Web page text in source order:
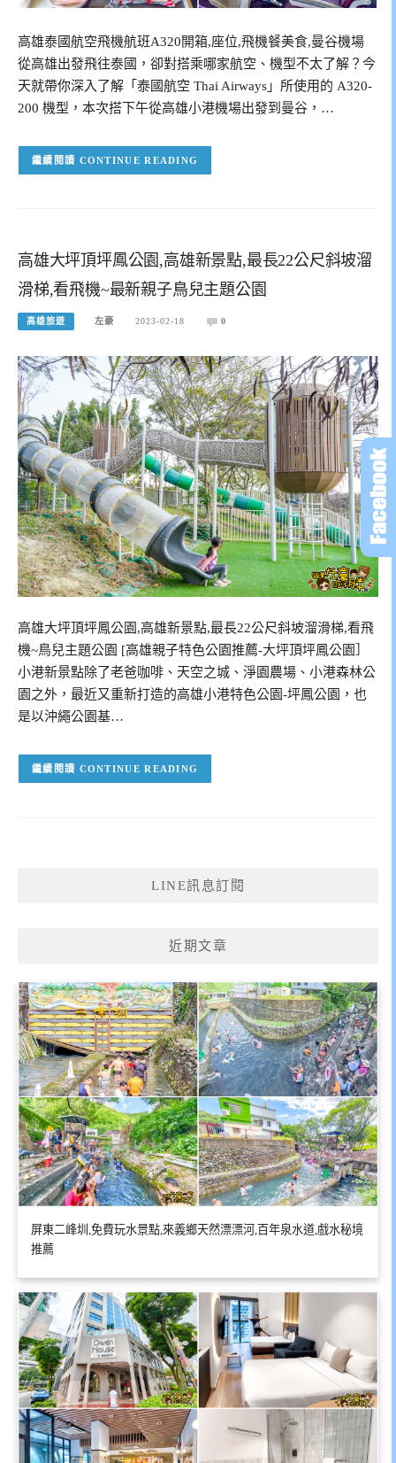
高雄泰國航空飛機航班A320開箱,座位,飛機餐美食,曼谷機場
從高雄出發飛往泰國，卻對搭乘哪家航空、機型不太了解？今
天就帶你深入了解「泰國航空 Thai Airways」所使用的 A320-
200 機型，本次搭下午從高雄小港機場出發到曼谷，…
CONTINUE READING
高雄大坪頂坪鳳公園,高雄新景點,最長22公尺斜坡溜
滑梯,看飛機~最新親子鳥兒主題公園
高雄旅遊 左豪 2023-02-18 0
高雄大坪頂坪鳳公園,高雄新景點,最長22公尺斜坡溜滑梯,看飛
機~鳥兒主題公園 [高雄親子特色公園推薦-大坪頂坪鳳公園］
小港新景點除了老爸咖啡、天空之城、淨園農場、小港森林公
園之外，最近又重新打造的高雄小港特色公園-坪鳳公園，也
是以沖繩公園基…
CONTINUE READING
LINE訊息訂閱
近期文章
屏東二峰圳,免費玩水景點,來義鄉天然漂漂河,百年泉水道,戲水秘境
推薦